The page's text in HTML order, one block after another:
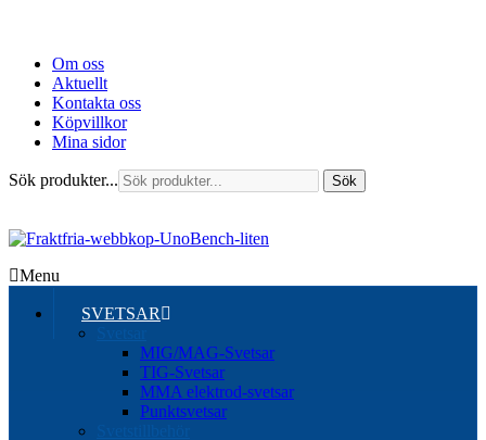
Om oss
Aktuellt
Kontakta oss
Köpvillkor
Mina sidor
Sök produkter... Sök
Menu
SVETSAR
MIG/MAG-Svetsar
TIG-Svetsar
MMA elektrod-svetsar
Punktsvetsar